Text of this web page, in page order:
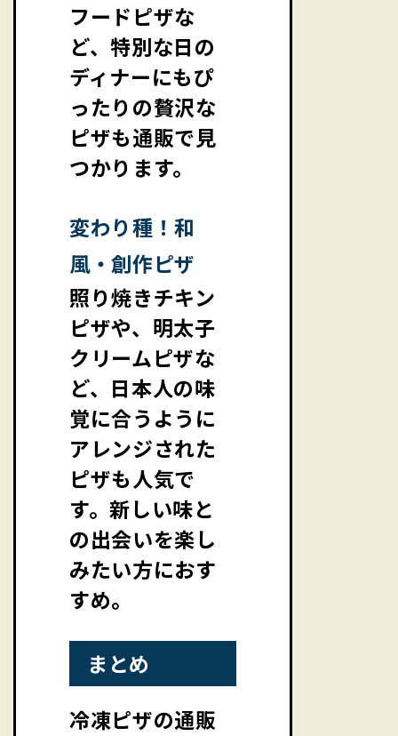
フードピザな
ど、特別な日の
ディナーにもぴ
ったりの贅沢な
ピザも通販で見
つかります。
変わり種！和
風・創作ピザ
照り焼きチキン
ピザや、明太子
クリームピザな
ど、日本人の味
覚に合うように
アレンジされた
ピザも人気で
す。新しい味と
の出会いを楽し
みたい方におす
すめ。
まとめ
冷凍ピザの通販